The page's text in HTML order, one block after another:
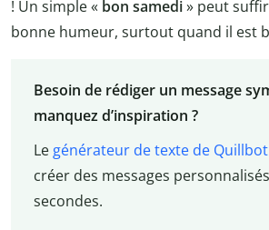
! Un simple « bon samedi» peut
bonne humeur, surtout quand il est
Besoin de rédiger un message
manquez d’inspiration ?
Legénérateur de texte de Quillbot
créer des messages
secondes.